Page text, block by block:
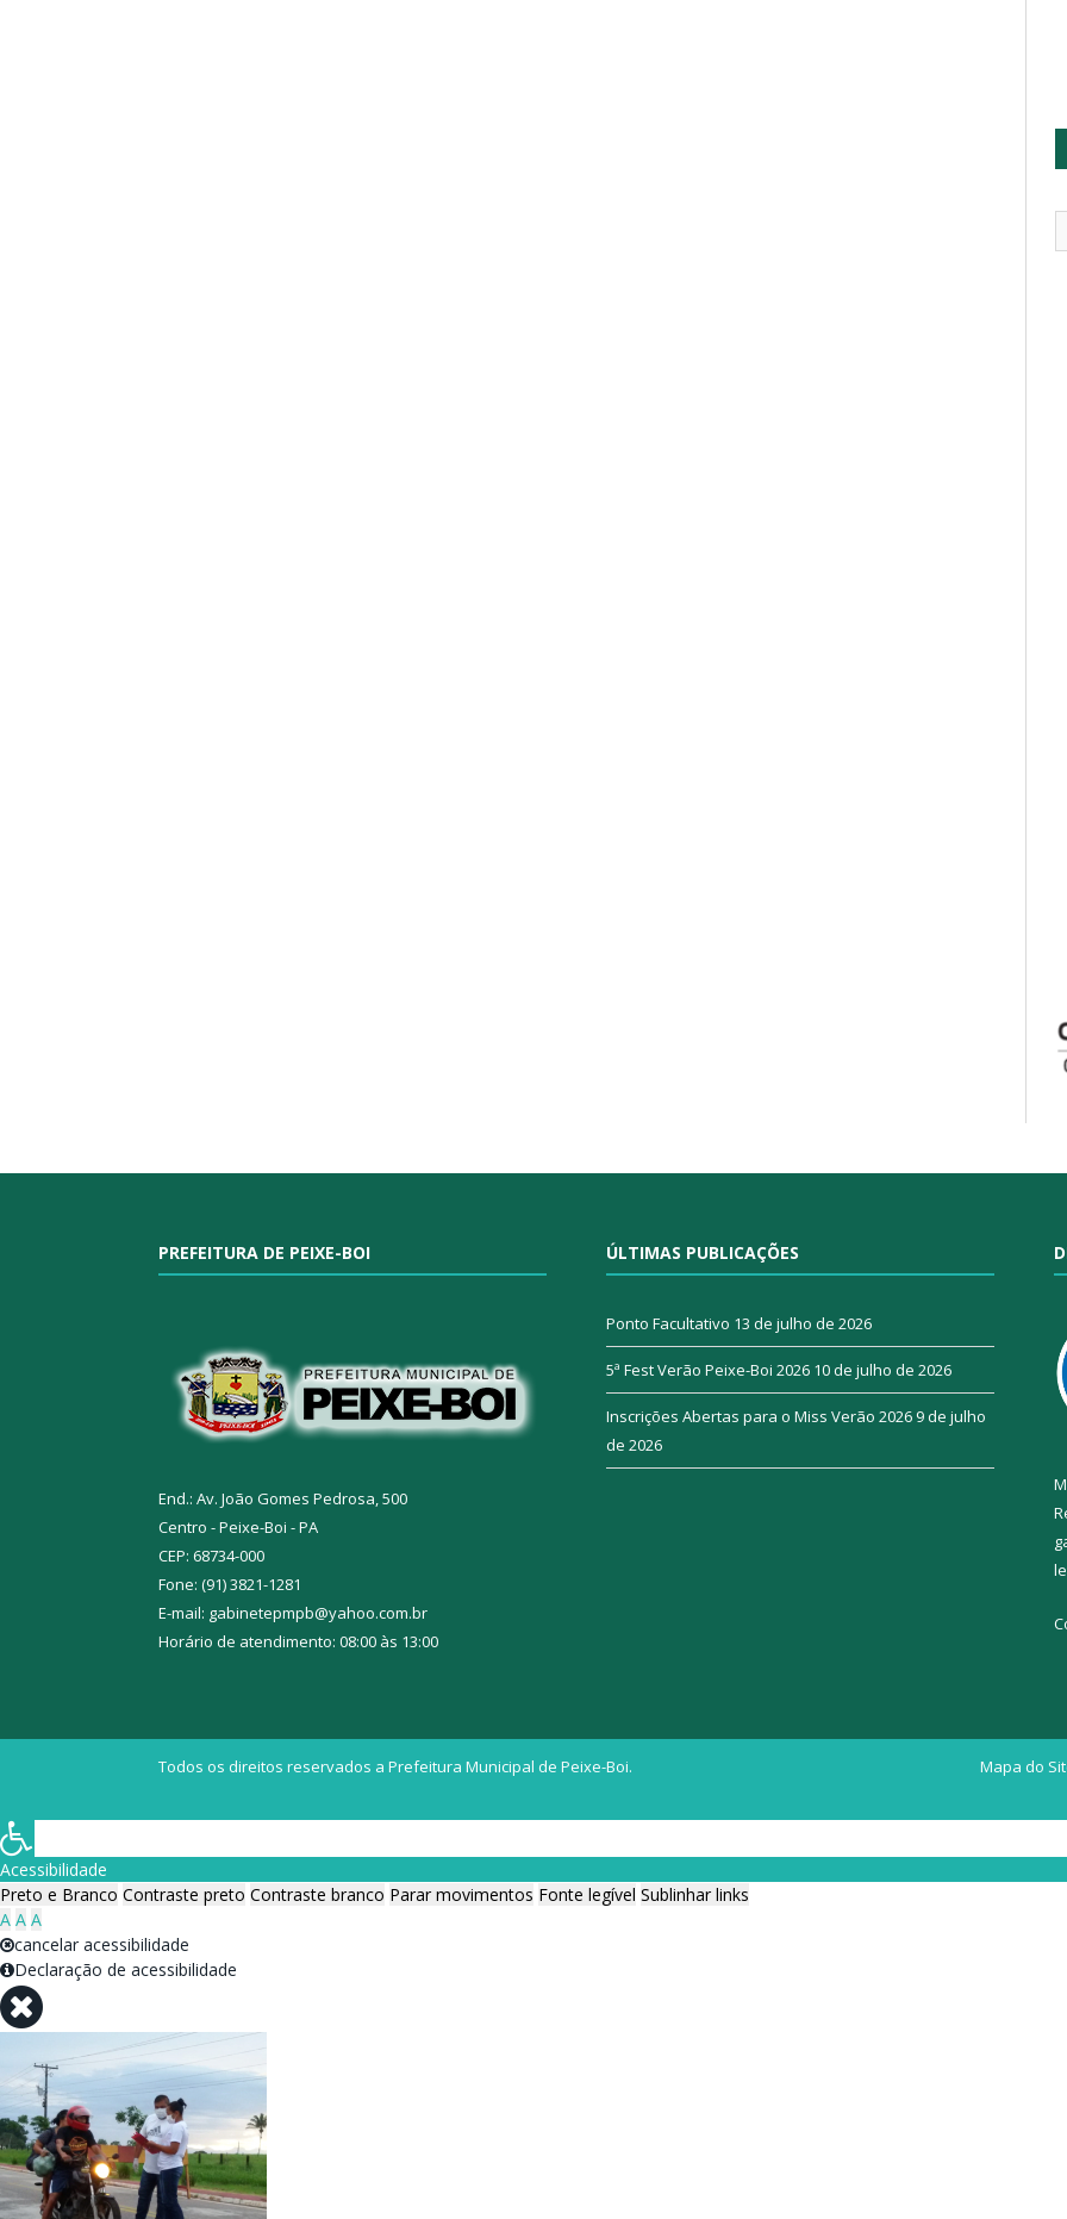
PREFEITURA DE PEIXE-BOI
End.: Av. João Gomes Pedrosa, 500
Centro - Peixe-Boi - PA
CEP: 68734-000
Fone: (91) 3821-1281
E-mail: gabinetepmpb@yahoo.com.br
Horário de atendimento: 08:00 às 13:00
ÚLTIMAS PUBLICAÇÕES
Ponto Facultativo 13 de julho de 2026
5ª Fest Verão Peixe-Boi 2026 10 de julho de 2026
Inscrições Abertas para o Miss Verão 20269 de julho
de 2026
Todos os direitos reservados a Prefeitura Municipal de Peixe-Boi. Mapa do
Acessibilidade
Preto e Branco Contraste preto Contraste branco Parar movimentos Fonte legível Sublinhar links
A A A
cancelar acessibilidade
Declaração de acessibilidade